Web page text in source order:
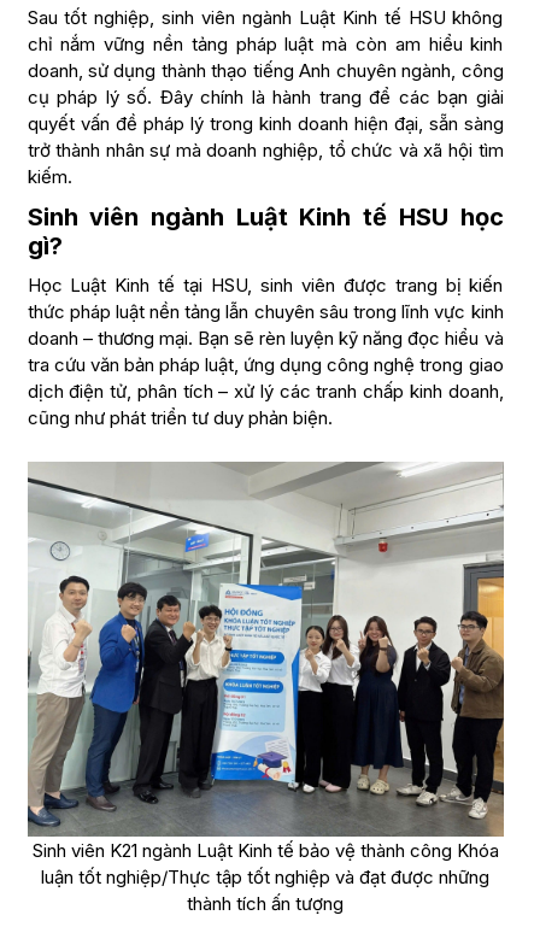
Sau tốt nghiệp, sinh viên ngành Luật Kinh tế HSU không
chỉ nắm vững nền tảng pháp luật mà còn am hiểu kinh
doanh, sử dụng thành thạo tiếng Anh chuyên ngành, công
cụ pháp lý số. Đây chính là hành trang để các bạn giải
quyết vấn đề pháp lý trong kinh doanh hiện đại, sẵn sàng
trở thành nhân sự mà doanh nghiệp, tổ chức và xã hội tìm
kiếm.
Sinh viên ngành Luật Kinh tế HSU học
gì?
Học Luật Kinh tế tại HSU, sinh viên được trang bị kiến
thức pháp luật nền tảng lẫn chuyên sâu trong lĩnh vực kinh
doanh – thương mại. Bạn sẽ rèn luyện kỹ năng đọc hiểu và
tra cứu văn bản pháp luật, ứng dụng công nghệ trong giao
dịch điện tử, phân tích – xử lý các tranh chấp kinh doanh,
cũng như phát triển tư duy phản biện.
Sinh viên K21 ngành Luật Kinh tế bảo vệ thành công Khóa
luận tốt nghiệp/Thực tập tốt nghiệp và đạt được những
thành tích ấn tượng